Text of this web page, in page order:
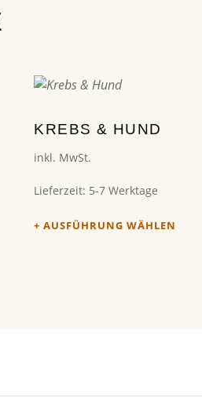
KREBS & HUND
inkl. MwSt.
Lieferzeit: 5-7 Werktage
AUSFÜHRUNG WÄHLEN
Dieses Produkt weist mehrere Varianten auf. Die Optionen können auf der Produktseite gewählt werden